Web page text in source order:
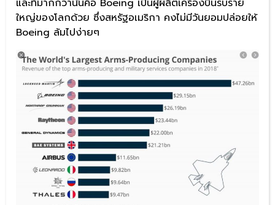
และที่มากกว่านั้นคือ Boeing เป็นผู้ผลิตเครื่องบินรบราย
ใหญ่ของโลกด้วย ซึ่งสหรัฐอเมริกา คงไม่มีวันยอมปล่อยให้
Boeing ล้มไปง่ายๆ